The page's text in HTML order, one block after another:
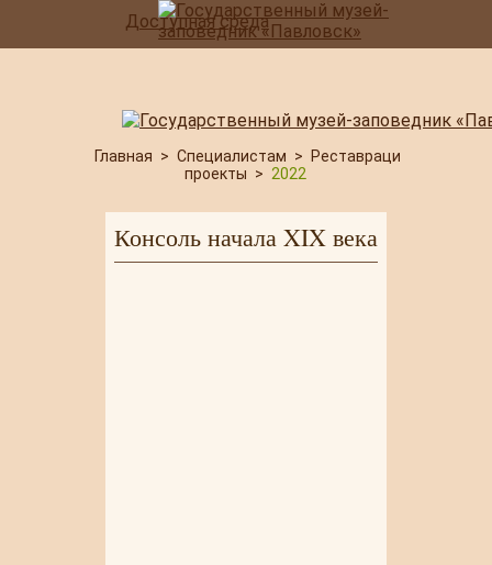
Доступная среда
Главная > Специалистам > Реставрация
проекты > 2022
Консоль начала XIX века